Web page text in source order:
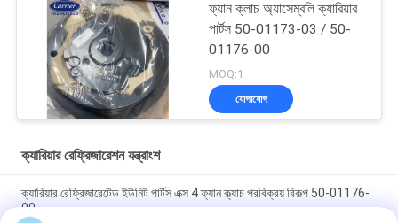
ফ্যান ক্লাচ অ্যাসেম্বলি ক্যারিয়ার
পার্টস 50-01173-03 / 50-
01176-00
MOQ:1
যোগাযোগ
ক্যারিয়ার রেফ্রিজারেশন যন্ত্রাংশ
ক্যারিয়ার রেফ্রিজারেটেড ইউনিট পার্টস এক্স 4 ফ্যান ক্ল্যাচ পরবিক্রয় বিকল্প 50-01176-
00